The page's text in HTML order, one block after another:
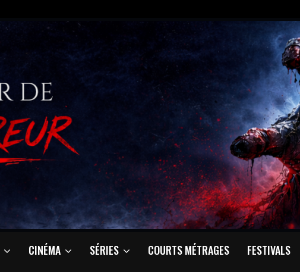
CINÉMA SÉRIES COURTS MÉTRAGES FESTIVALS